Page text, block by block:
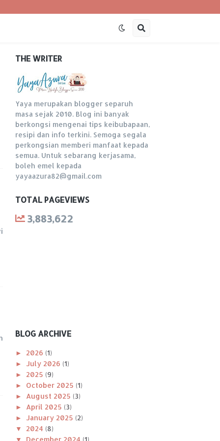
THE WRITER
Yaya merupakan blogger separuh
masa sejak 2010. Blog ini banyak
berkongsi mengenai tips keibubapaan,
resipi dan info terkini. Semoga segala
perkongsian memberi manfaat kepada
semua. Untuk sebarang kerjasama,
boleh emel kepada
yayaazura82@gmail.com
TOTAL PAGEVIEWS
3,883,622
BLOG ARCHIVE
► 2026 (1)
► July 2026 (1)
► 2025 (9)
► October 2025 (1)
► August 2025 (3)
► April 2025 (3)
► January 2025 (2)
▼ 2024 (8)
▼ December 2024 (1)